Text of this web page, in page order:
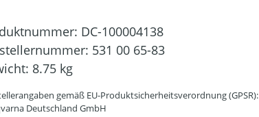
DC-100004138
531 00 65-83
8.75 kg
gemäß EU-Produktsicherheitsverordnung (GPSR):
Deutschland GmbH